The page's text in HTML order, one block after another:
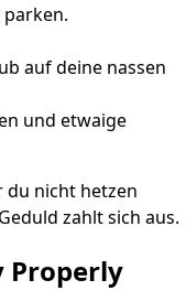
auf deine nassen
und etwaige
du nicht hetzen
zahlt sich aus.
Properly